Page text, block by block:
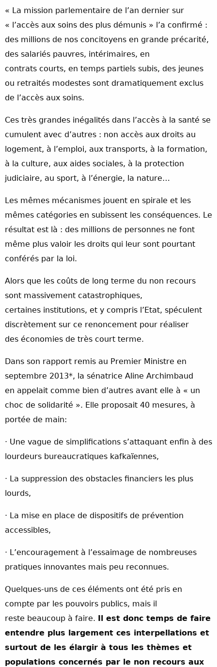
« La mission parlementaire de l’an dernier sur
« l’accès aux soins des plus démunis » l’a confirmé :
des millions de nos concitoyens en grande précarité,
des salariés pauvres, intérimaires, en
contrats courts, en temps partiels subis, des jeunes
ou retraités modestes sont dramatiquement exclus
de l’accès aux soins.
Ces très grandes inégalités dans l’accès à la santé se
cumulent avec d’autres : non accès aux droits au
logement, à l’emploi, aux transports, à la formation,
à la culture, aux aides sociales, à la protection
judiciaire, au sport, à l’énergie, la nature…
Les mêmes mécanismes jouent en spirale et les
mêmes catégories en subissent les conséquences. Le
résultat est là : des millions de personnes ne font
même plus valoir les droits qui leur sont pourtant
conférés par la loi.
Alors que les coûts de long terme du non recours
sont massivement catastrophiques,
certaines institutions, et y compris l’Etat, spéculent
discrètement sur ce renoncement pour réaliser
des économies de très court terme.
Dans son rapport remis au Premier Ministre en
septembre 2013*, la sénatrice Aline Archimbaud
en appelait comme bien d’autres avant elle à « un
choc de solidarité ». Elle proposait 40 mesures, à
portée de main:
· Une vague de simplifications s’attaquant enfin à des
lourdeurs bureaucratiques kafkaïennes,
· La suppression des obstacles financiers les plus
lourds,
· La mise en place de dispositifs de prévention
accessibles,
· L’encouragement à l’essaimage de nombreuses
pratiques innovantes mais peu reconnues.
Quelques-uns de ces éléments ont été pris en
compte par les pouvoirs publics, mais il
reste beaucoup à faire. Il est donc temps de faire
entendre plus largement ces interpellations et
surtout de les élargir à tous les thèmes et
populations concernés par le non recours aux